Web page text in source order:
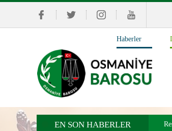
Haberler
EN SON HABERLER